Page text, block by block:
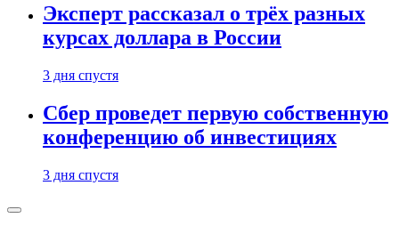
Эксперт рассказал о трёх разных
курсах доллара в России
3 дня спустя
Сбер проведет первую собственную
конференцию об инвестициях
3 дня спустя